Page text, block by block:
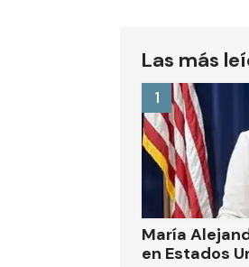
Las más
María
en Estados
1